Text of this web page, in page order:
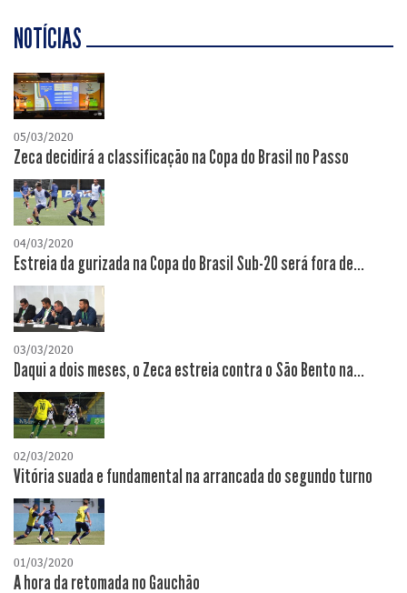
NOTÍCIAS
05/03/2020
Zeca decidirá a classificação na Copa do Brasil no Passo
04/03/2020
Estreia da gurizada na Copa do Brasil Sub-20 será fora de...
03/03/2020
Daqui a dois meses, o Zeca estreia contra o São Bento na...
02/03/2020
Vitória suada e fundamental na arrancada do segundo turno
01/03/2020
A hora da retomada no Gauchão